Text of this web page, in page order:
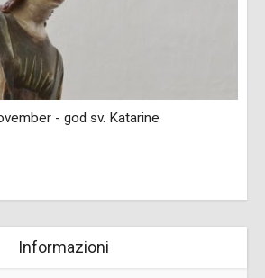
- god sv. Katarine
Informazioni